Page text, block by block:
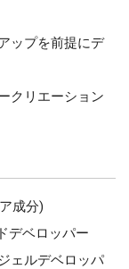
ップを前提にデ
クリエーション
成分)
デベロッパー
ェルデベロッパ